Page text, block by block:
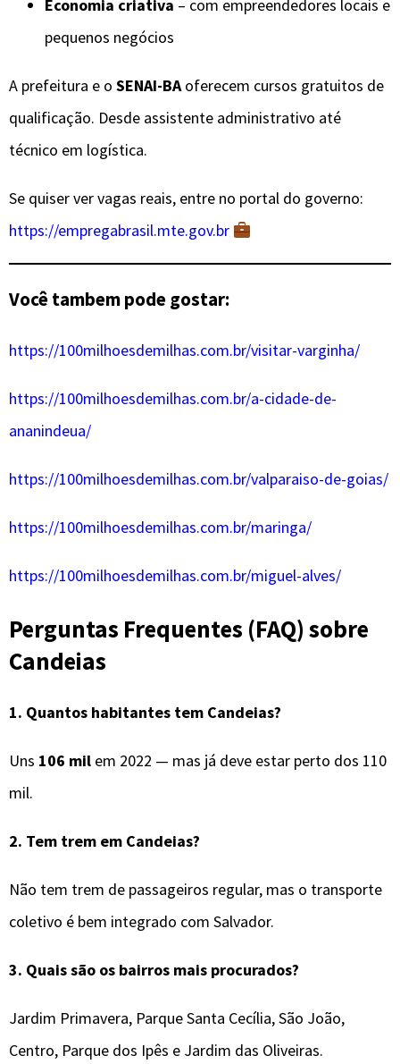
Economia criativa – com empreendedores locais e
pequenos negócios
A prefeitura e o SENAI-BAoferecem cursos gratuitos de
qualificação. Desde assistente administrativo até
técnico em logística.
Se quiser ver vagas reais, entre no portal do governo:
https://empregabrasil.mte.gov.br
Você tambem pode gostar:
https://100milhoesdemilhas.com.br/visitar-varginha/
https://100milhoesdemilhas.com.br/a-cidade-de-
ananindeua/
https://100milhoesdemilhas.com.br/valparaiso-de-goias/
https://100milhoesdemilhas.com.br/maringa/
https://100milhoesdemilhas.com.br/miguel-alves/
Perguntas Frequentes (FAQ) sobre
Candeias
1. Quantos habitantes tem Candeias?
Uns 106 mil em 2022 — mas já deve estar perto dos 110
mil.
2. Tem trem em Candeias?
Não tem trem de passageiros regular, mas o transporte
coletivo é bem integrado com Salvador.
3. Quais são os bairros mais procurados?
Jardim Primavera, Parque Santa Cecília, São João,
Centro, Parque dos Ipês e Jardim das Oliveiras.